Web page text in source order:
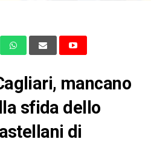
mancano
sfida dello
di